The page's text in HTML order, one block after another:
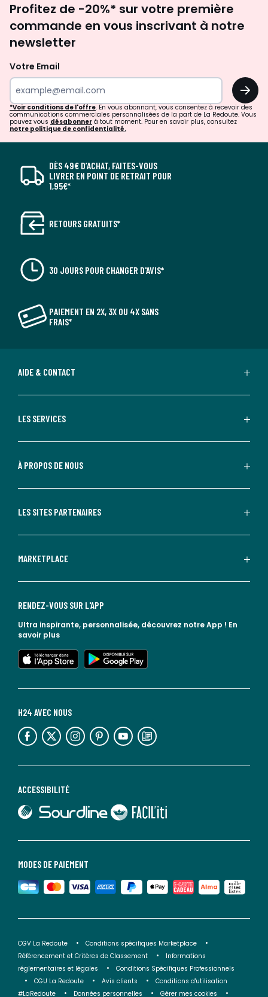
newsletter
Profitez de -20%* sur votre première
commande en vous inscrivant à notre
newsletter
Votre Email
OK
*Voir conditions de l'offre. En vous abonnant, vous consentez à recevoir des
communications commerciales personnalisées de la part de La Redoute. Vous
pouvez vous désabonner à tout moment. Pour en savoir plus, consultez
notre politique de confidentialité.
DÈS 49€ D’ACHAT, FAITES-VOUS
LIVRER EN POINT DE RETRAIT POUR
1,95€*
RETOURS GRATUITS*
30 JOURS POUR CHANGER D'AVIS*
PAIEMENT EN 2X, 3X OU 4X SANS
FRAIS*
AIDE & CONTACT
LES SERVICES
À PROPOS DE NOUS
LES SITES PARTENAIRES
MARKETPLACE
MODES DE PAIEMENT
ACCESSIBILITÉ
lien vers Sourdline
lien vers Faciliti
H24 AVEC NOUS
lien vers l'espace réseaux sociaux lien vers l'espace réseaux sociaux lien vers l'espace réseaux sociaux lien vers l'espace réseaux sociaux lien vers l'espace réseaux sociaux lien vers le blog la redoute
RENDEZ-VOUS SUR L'APP
Ultra inspirante, personnalisée, découvrez notre App ! En
savoir plus
lien vers l'app store
lien vers google play
CGV La Redoute
Conditions spécifiques Marketplace
Référencement et Critères de Classement
Informations
réglementaires et légales
Conditions Spécifiques Professionnels
CGU La Redoute
Avis clients
Conditions d'utilisation
#LaRedoute
Données personnelles Gérer mes cookies